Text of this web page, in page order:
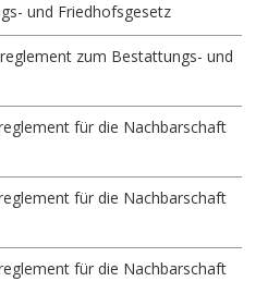
und Friedhofsgesetz
zum Bestattungs- und
für die Nachbarschaft
für die Nachbarschaft
für die Nachbarschaft